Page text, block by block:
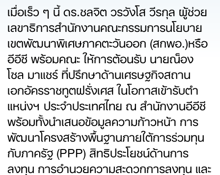
เมื่อเร็ว ๆ นี้ ดร.ชลจิต วรวังโส วีรกุล ผู้ช่วย
เลขาธิการสำนักงานคณะกรรมการนโยบาย
เขตพัฒนาพิเศษภาคตะวันออก (สกพอ.)หรือ
อีอีซี พร้อมคณะ ให้การต้อนรับ นายณ็อง
โซล มาแชร์ ที่ปรึกษาด้านเศรษฐกิจสถาน
เอกอัครราชทูตฝรั่งเศส ในโอกาสเข้ารับตำ
แหน่งฯ ประจำประเทศไทย ณ สำนักงานอีอีซี
พร้อมทั้งนำเสนอข้อมูลความก้าวหน้า การ
พัฒนาโครงสร้างพื้นฐานภายใต้การร่วมทุน
กับภาครัฐ (PPP) สิทธิประโยชน์ด้านการ
ลงทุน การอำนวยความสะดวกการลงทุน และ